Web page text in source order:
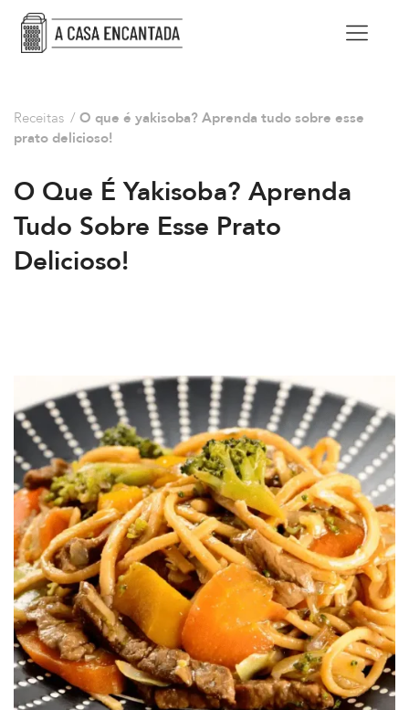
Receitas / O que é yakisoba? Aprenda tudo sobre esse
prato delicioso!
O Que É Yakisoba? Aprenda
Tudo Sobre Esse Prato
Delicioso!